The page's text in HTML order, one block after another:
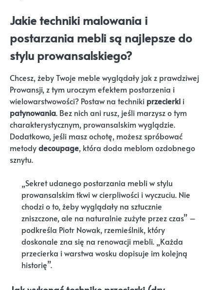
Jakie techniki malowania i
postarzania mebli są najlepsze do
stylu prowansalskiego?
Chcesz, żeby Twoje meble wyglądały jak z prawdziwej
Prowansji, z tym uroczym efektem postarzenia i
wielowarstwowości? Postaw na techniki przecierki i
patynowania. Bez nich ani rusz, jeśli marzysz o tym
charakterystycznym, prowansalskim wyglądzie.
Dodatkowo, jeśli masz ochotę, możesz spróbować
metodydecoupage, która doda meblom ozdobnego
sznytu.
„Sekret udanego postarzania mebli w stylu
prowansalskim tkwi w cierpliwości i wyczuciu. Nie
chodzi o to, żeby wyglądały na sztucznie
zniszczone, ale na naturalnie zużyte przez czas” –
podkreśla Piotr Nowak, rzemieślnik, który
doskonale zna się na renowacji mebli. „Każda
przecierka i warstwa wosku dopisuje im kolejną
historię”.